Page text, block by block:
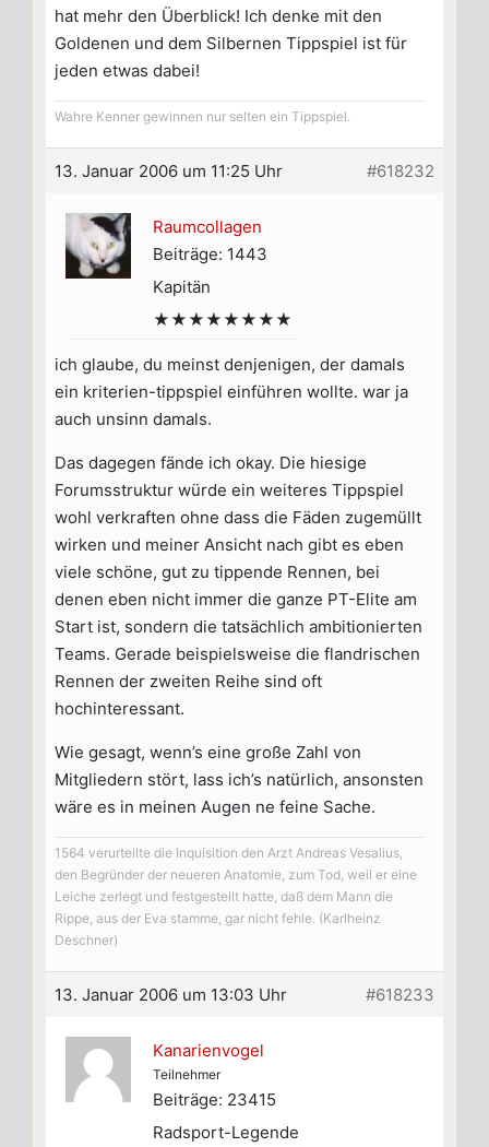
hat mehr den Überblick! Ich denke mit den
Goldenen und dem Silbernen Tippspiel ist für
jeden etwas dabei!
Wahre Kenner gewinnen nur selten ein Tippspiel.
13. Januar 2006 um 11:25 Uhr #618232
Raumcollagen
Beiträge: 1443
Kapitän
★★★★★★★★
ich glaube, du meinst denjenigen, der damals
ein kriterien-tippspiel einführen wollte. war ja
auch unsinn damals.
Das dagegen fände ich okay. Die hiesige
Forumsstruktur würde ein weiteres Tippspiel
wohl verkraften ohne dass die Fäden zugemüllt
wirken und meiner Ansicht nach gibt es eben
viele schöne, gut zu tippende Rennen, bei
denen eben nicht immer die ganze PT-Elite am
Start ist, sondern die tatsächlich ambitionierten
Teams. Gerade beispielsweise die flandrischen
Rennen der zweiten Reihe sind oft
hochinteressant.
Wie gesagt, wenn’s eine große Zahl von
Mitgliedern stört, lass ich’s natürlich, ansonsten
wäre es in meinen Augen ne feine Sache.
1564 verurteilte die Inquisition den Arzt Andreas Vesalius,
den Begründer der neueren Anatomie, zum Tod, weil er eine
Leiche zerlegt und festgestellt hatte, daß dem Mann die
Rippe, aus der Eva stamme, gar nicht fehle. (Karlheinz
Deschner)
13. Januar 2006 um 13:03 Uhr #618233
Kanarienvogel
Teilnehmer
Beiträge: 23415
Radsport-Legende